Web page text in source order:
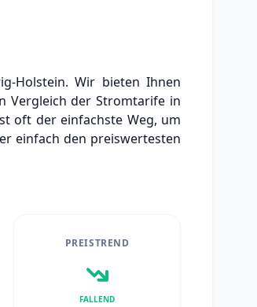
Holstein. Wir bieten Ihnen
Vergleich der Stromtarife in
oft der einfachste Weg, um
einfach den preiswertesten
PREISTREND
FALLEND